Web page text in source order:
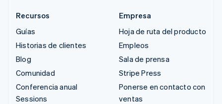
Recursos
Guías
Historias de clientes
Blog
Comunidad
Conferencia anual
Sessions
Empresa
Hoja de ruta del producto
Empleos
Sala de prensa
Stripe Press
Ponerse en contacto con
ventas